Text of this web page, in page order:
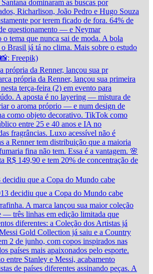
própria da Renner, lançou sua pr
que a Copa do Mundo cabe